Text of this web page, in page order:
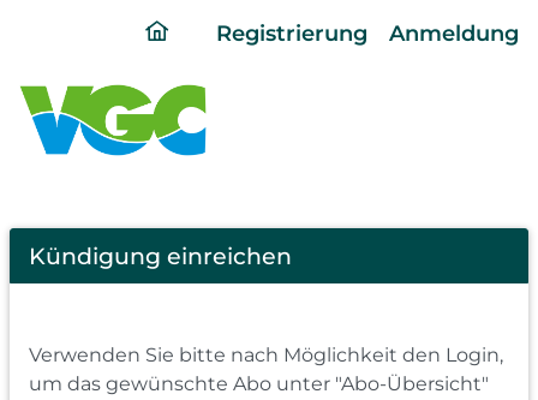
ding
page
Registrierung Anmeldung
Cancel
Abo
Kündigung einreichen
Verwenden Sie bitte nach Möglichkeit den Login,
um das gewünschte Abo unter "Abo-Übersicht"